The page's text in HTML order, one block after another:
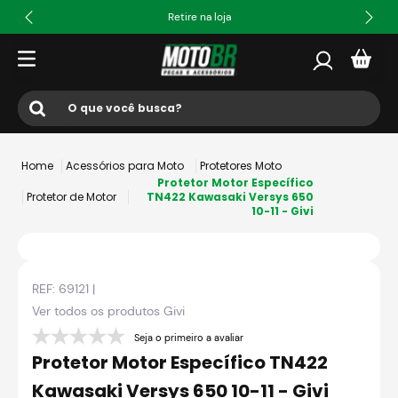
Retire na loja
O que você busca?
5º jaqueta
6 º bau
7º axxis fenix
Acessórios para Moto Protetores Moto
Protetor de Motor
Protetor Motor Específico
TN422 Kawasaki Versys 650
10-11 - Givi
REF: 69121 |
Ver todos os produtos Givi
Seja o primeiro a avaliar
Protetor Motor Específico TN422
Kawasaki Versys 650 10-11 - Givi